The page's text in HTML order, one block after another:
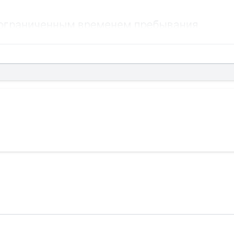
временем пребывания.
куртка, брюки, одноразовые носки,